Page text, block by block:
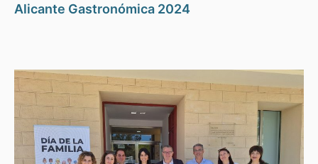
Alicante Gastronómica 2024